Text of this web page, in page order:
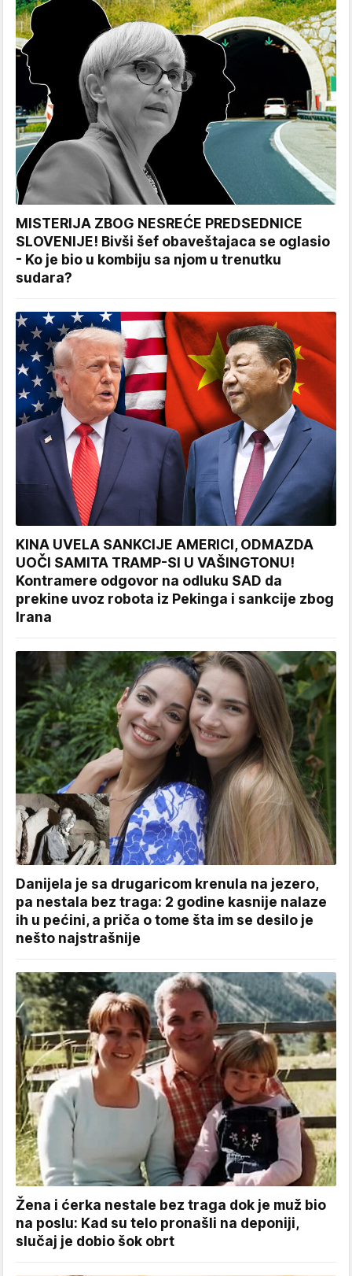
MISTERIJA ZBOG NESREĆE PREDSEDNICE
SLOVENIJE! Bivši šef obaveštajaca se oglasio
- Ko je bio u kombiju sa njom u trenutku
sudara?
KINA UVELA SANKCIJE AMERICI, ODMAZDA
UOČI SAMITA TRAMP-SI U VAŠINGTONU!
Kontramere odgovor na odluku SAD da
prekine uvoz robota iz Pekinga i sankcije zbog
Irana
Danijela je sa drugaricom krenula na jezero,
pa nestala bez traga: 2 godine kasnije nalaze
ih u pećini, a priča o tome šta im se desilo je
nešto najstrašnije
Žena i ćerka nestale bez traga dok je muž bio
na poslu: Kad su telo pronašli na deponiji,
slučaj je dobio šok obrt